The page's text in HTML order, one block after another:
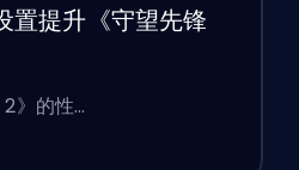
置提升《守望先锋
》的性…